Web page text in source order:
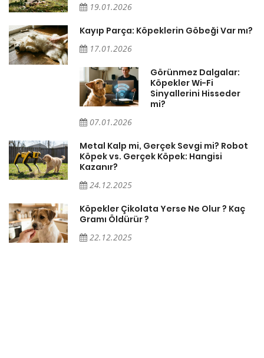
19.01.2026
Kayıp Parça: Köpeklerin Göbeği Var mı?
17.01.2026
Görünmez Dalgalar:
Köpekler Wi-Fi
Sinyallerini Hisseder
mi?
07.01.2026
Metal Kalp mi, Gerçek Sevgi mi? Robot
Köpek vs. Gerçek Köpek: Hangisi
Kazanır?
24.12.2025
Köpekler Çikolata Yerse Ne Olur ? Kaç
Gramı Öldürür ?
22.12.2025